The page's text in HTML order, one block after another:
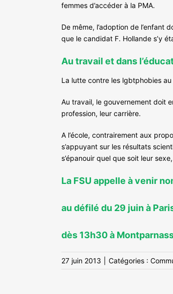
femmes d’accéder à la PMA.
De même, l’adoption de l’enfant
que le candidat F. Hollande s’y
Au travail et dans
La lutte contre les lgbtphobies
Au travail, le gouvernement doit
profession, leur carrière.
A l’école, contrairement aux
s’appuyant sur les résultats
s’épanouir quel que soit leur
La FSU appelle à venir
au défilé du 29 juin à
dès 13h30 à
27 juin 2013 Catégories :